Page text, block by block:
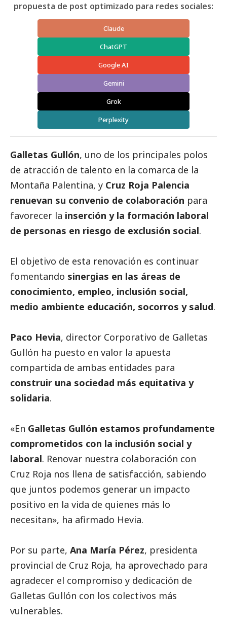
propuesta de post optimizado para redes sociales:
Claude
ChatGPT
Google AI
Gemini
Grok
Perplexity
Galletas Gullón, uno de los principales polos
de atracción de talento en la comarca de la
Montaña Palentina, y Cruz Roja Palencia
renuevan su convenio de colaboración para
favorecer la inserción y la formación laboral
de personas en riesgo de exclusión social.
El objetivo de esta renovación es continuar
fomentando sinergias en las áreas de
conocimiento, empleo, inclusión social,
medio ambiente educación, socorros y salud.
Paco Hevia, director Corporativo de Galletas
Gullón ha puesto en valor la apuesta
compartida de ambas entidades para
construir una sociedad más equitativa y
solidaria.
«En Galletas Gullón estamos profundamente
comprometidos con la inclusión social y
laboral. Renovar nuestra colaboración con
Cruz Roja nos llena de satisfacción, sabiendo
que juntos podemos generar un impacto
positivo en la vida de quienes más lo
necesitan», ha afirmado Hevia.
Por su parte, Ana María Pérez, presidenta
provincial de Cruz Roja, ha aprovechado para
agradecer el compromiso y dedicación de
Galletas Gullón con los colectivos más
vulnerables.